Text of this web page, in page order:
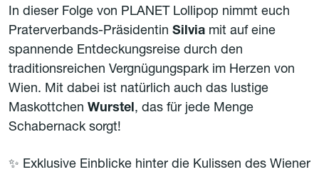
In dieser Folge von PLANET Lollipop nimmt euch
Praterverbands-Präsidentin Silvia mit auf eine
spannende Entdeckungsreise durch den
traditionsreichen Vergnügungspark im Herzen von
Wien. Mit dabei ist natürlich auch das lustige
Maskottchen Wurstel , das für jede Menge
Schabernack sorgt!
✨ Exklusive Einblicke hinter die Kulissen des Wiener